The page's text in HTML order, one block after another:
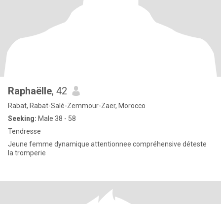
Raphaëlle, 42
Rabat, Rabat-Salé-Zemmour-Zaër, Morocco
Seeking: Male 38 - 58
Tendresse
Jeune femme dynamique attentionnee compréhensive déteste
la tromperie